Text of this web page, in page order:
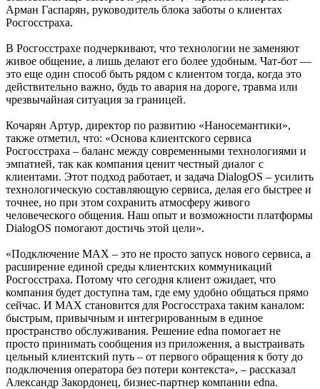
Арман Гаспарян, руководитель блока заботы о клиентах
Росгосстраха.
В Росгосстрахе подчеркивают, что технологии не заменяют
живое общение, а лишь делают его более удобным. Чат-бот —
это еще один способ быть рядом с клиентом тогда, когда это
действительно важно, будь то авария на дороге, травма или
чрезвычайная ситуация за границей.
Кочарян Артур, директор по развитию «Наносемантики»,
также отметил, что: «Основа клиентского сервиса
Росгосстраха – баланс между современными технологиями и
эмпатией, так как компания ценит честный диалог с
клиентами. Этот подход работает, и задача DialogOS – усилить
технологическую составляющую сервиса, делая его быстрее и
точнее, но при этом сохранить атмосферу живого
человеческого общения. Наш опыт и возможности платформы
DialogOS помогают достичь этой цели».
«Подключение MAX – это не просто запуск нового сервиса, а
расширение единой среды клиентских коммуникаций
Росгосстраха. Потому что сегодня клиент ожидает, что
компания будет доступна там, где ему удобно общаться прямо
сейчас. И MAX становится для Росгосстраха таким каналом:
быстрым, привычным и интегрированным в единое
пространство обслуживания. Решение edna помогает не
просто принимать сообщения из приложения, а выстраивать
цельный клиентский путь – от первого обращения к боту до
подключения оператора без потери контекста», – рассказал
Александр Закордонец, бизнес-партнер компании edna.